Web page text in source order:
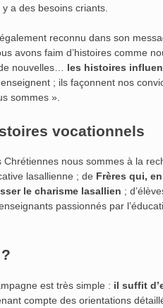
a des besoins criants.
reconnu dans son
avons faim d’histoires comme
nouvelles… les histoires
; ils façonnent nos
sommes ».
vocationnels
Chrétiennes nous sommes à la
lasallienne ; de Frères qui,
le charisme lasallien ;
passionnés par
est très simple : il suffit
compte des orientations